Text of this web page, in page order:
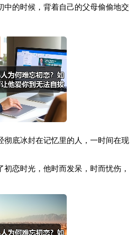
中的时候，背着自己的父母偷偷地交
彻底冰封在记忆里的人，一时间在现
恋时光，他时而发呆，时而忧伤，